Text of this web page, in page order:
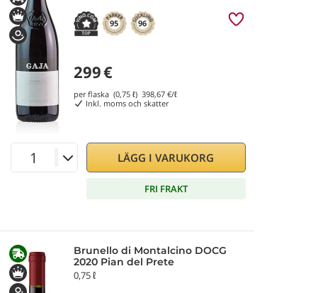
95 96
299€
per flaska (0,75 ℓ) 398,67 €/ℓ
Inkl. moms och skatter
LÄGG I VARUKORG
FRI FRAKT
Brunello di Montalcino DOCG
2020 Pian del Prete
0,75 ℓ